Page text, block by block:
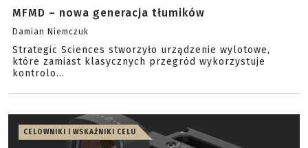
MFMD – nowa generacja tłumików
Damian Niemczuk
Strategic Sciences stworzyło urządzenie wylotowe,
które zamiast klasycznych przegród wykorzystuje
kontrolo...
CELOWNIKI I WSKAŹNIKI CELU